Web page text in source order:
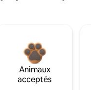
Animaux
acceptés